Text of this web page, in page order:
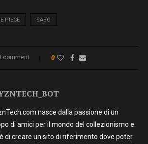
PIECE SABO
comment 0
nasce dalla passione di un
di amici per il mondo del collezionismo e
è di creare un sito di riferimento dove poter